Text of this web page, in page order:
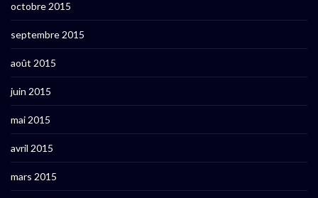
octobre 2015
septembre 2015
août 2015
juin 2015
mai 2015
avril 2015
mars 2015